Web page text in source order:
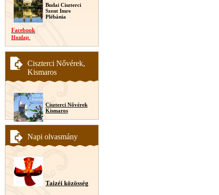
Budai Ciszterci
Szent Imre
Plébánia
Facebook
Honlap
Ciszterci Nővérek,
Kismaros
Ciszterci Nővérek
Kismaros
Napi olvasmány
Taizéi közösség